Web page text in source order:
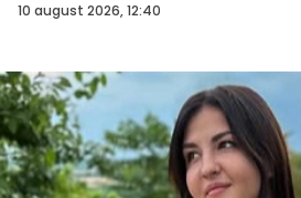
10 august 2026, 12:40